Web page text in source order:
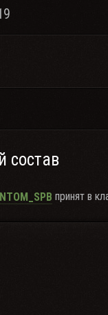
состав
принят в